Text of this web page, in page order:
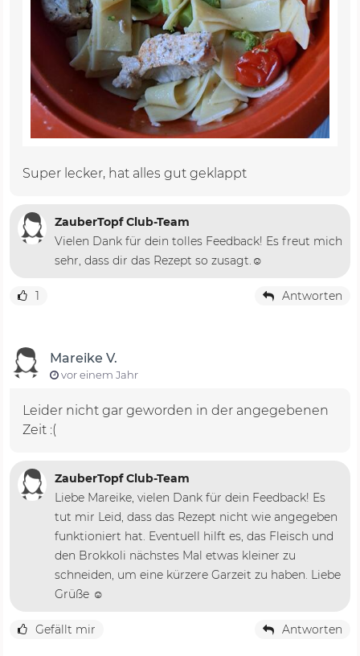
Super lecker, hat alles gut geklappt
ZauberTopf Club-Team
Vielen Dank für dein tolles Feedback! Es freut mich
sehr, dass dir das Rezept so zusagt.☺️
1 Antworten
Mareike V.
vor einem Jahr
Leider nicht gar geworden in der angegebenen
Zeit :(
ZauberTopf Club-Team
Liebe Mareike, vielen Dank für dein Feedback! Es
tut mir Leid, dass das Rezept nicht wie angegeben
funktioniert hat. Eventuell hilft es, das Fleisch und
den Brokkoli nächstes Mal etwas kleiner zu
schneiden, um eine kürzere Garzeit zu haben. Liebe
Grüße ☺️
Gefällt mir Antworten